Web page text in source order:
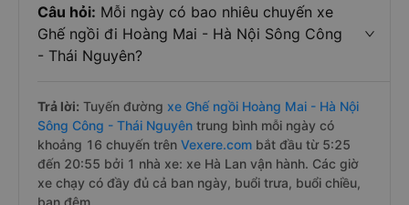
Câu hỏi: Mỗi ngày có bao nhiêu chuyến xe
Ghế ngồi đi Hoàng Mai - Hà Nội Sông Công
- Thái Nguyên?
Trả lời: Tuyến đường xe Ghế ngồi Hoàng Mai - Hà Nội
Sông Công - Thái Nguyên trung bình mỗi ngày có
khoảng 16 chuyến trên Vexere.com bắt đầu từ 5:25
đến 20:55 bởi 1 nhà xe: xe Hà Lan vận hành. Các giờ
xe chạy có đầy đủ cả ban ngày, buổi trưa, buổi chiều,
ban đêm